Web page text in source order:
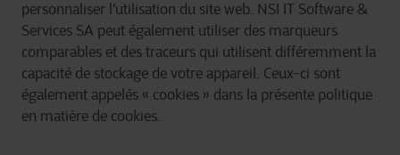
personnaliser l'utilisation du site web. NSI IT Software &
Services SA peut également utiliser des marqueurs
comparables et des traceurs qui utilisent différemment la
capacité de stockage de votre appareil. Ceux-ci sont
également appelés « cookies » dans la présente politique
en matière de cookies.